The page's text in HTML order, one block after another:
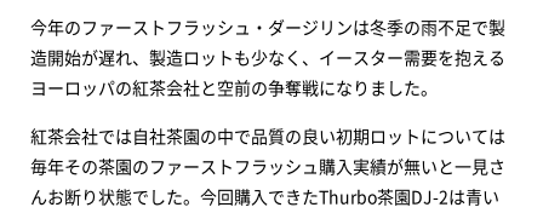
今年のファーストフラッシュ・ダージリンは冬季の雨不足で製
造開始が遅れ、製造ロットも少なく、イースター需要を抱える
ヨーロッパの紅茶会社と空前の争奪戦になりました。
紅茶会社では自社茶園の中で品質の良い初期ロットについては
毎年その茶園のファーストフラッシュ購入実績が無いと一見さ
んお断り状態でした。今回購入できたThurbo茶園DJ-2は青い